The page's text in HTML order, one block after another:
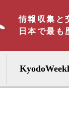
情報収集と
日本で最も